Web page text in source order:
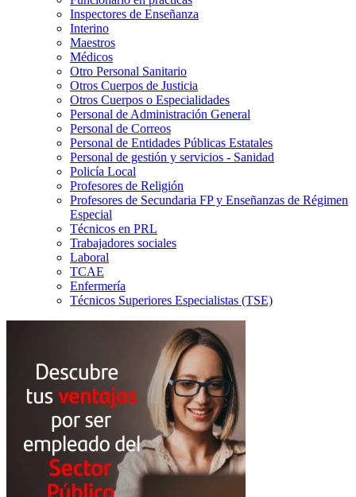
Inspectores de Enseñanza
Interino
Maestros
Médicos
Otro Personal Sanitario
Otros Cuerpos de Justicia
Otros Cuerpos o Especialidades
Personal de Administración General
Personal de Correos
Personal de Entidades Públicas Estatales
Personal de gestión y servicios - Sanidad
Policía Local
Profesores de Religión
Profesores de Secundaria FP y Enseñanzas de Régimen
Especial
Técnicos en PRL
Trabajadores sociales
Laboral
TCAE
Enfermería
Técnicos Superiores Especialistas (TSE)